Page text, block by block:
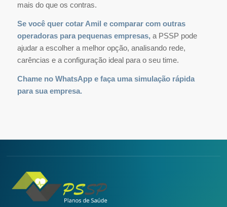
mais do que os contras.
Se você quer cotar Amil e comparar com outras
operadoras para pequenas empresas,a PSSP pode
ajudar a escolher a melhor opção, analisando rede,
carências e a configuração ideal para o seu time.
Chame no WhatsApp e faça uma simulação rápida
para sua empresa.